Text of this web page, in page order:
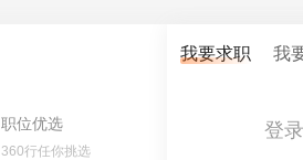
职位优选
360行任你挑选
我要求职 我
登